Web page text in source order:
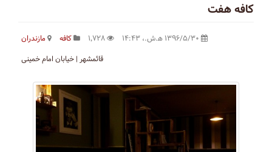
كافه هفت
کافه
مازندران
قائمشهر | خیابان امام خمینی